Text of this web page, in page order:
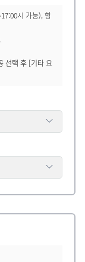
시 가능), 항
선택 후 [기타 요